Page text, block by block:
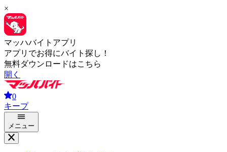
×
マッハバイトアプリ
アプリでお得にバイト探し！
無料ダウンロードはこちら
開く
0
キープ
メニュー